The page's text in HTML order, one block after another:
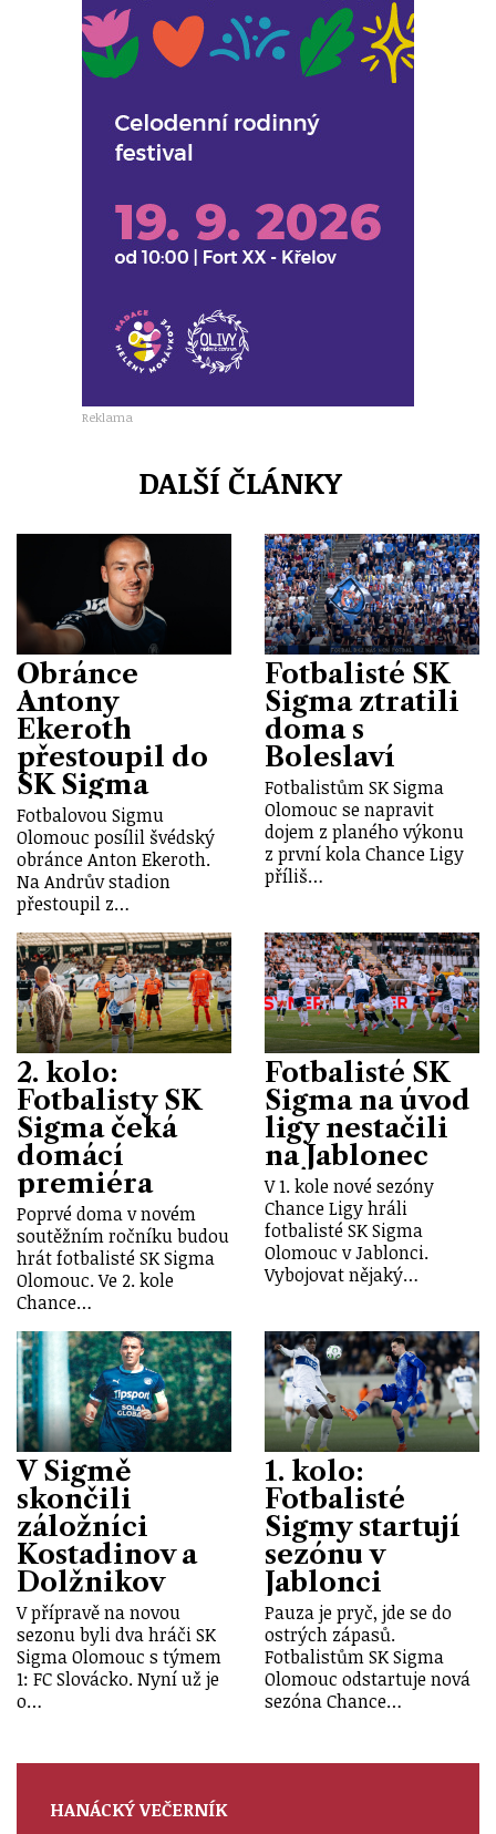
Reklama
DALŠÍ ČLÁNKY
Obránce
Antony
Ekeroth
přestoupil do
SK Sigma
Fotbalovou Sigmu
Olomouc posílil švédský
obránce Anton Ekeroth.
Na Andrův stadion
přestoupil z…
Fotbalisté SK
Sigma ztratili
doma s
Boleslaví
Fotbalistům SK Sigma
Olomouc se napravit
dojem z planého výkonu
z první kola Chance Ligy
příliš…
2. kolo:
Fotbalisty SK
Sigma čeká
domácí
premiéra
Poprvé doma v novém
soutěžním ročníku budou
hrát fotbalisté SK Sigma
Olomouc. Ve 2. kole
Chance…
Fotbalisté SK
Sigma na úvod
ligy nestačili
na Jablonec
V 1. kole nové sezóny
Chance Ligy hráli
fotbalisté SK Sigma
Olomouc v Jablonci.
Vybojovat nějaký…
V Sigmě
skončili
záložníci
Kostadinov a
Dolžnikov
V přípravě na novou
sezonu byli dva hráči SK
Sigma Olomouc s týmem
1: FC Slovácko. Nyní už je
o…
1. kolo:
Fotbalisté
Sigmy startují
sezónu v
Jablonci
Pauza je pryč, jde se do
ostrých zápasů.
Fotbalistům SK Sigma
Olomouc odstartuje nová
sezóna Chance…
HANÁCKÝ VEČERNÍK